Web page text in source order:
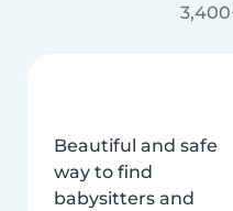
Beautiful and safe
way to find
babysitters and